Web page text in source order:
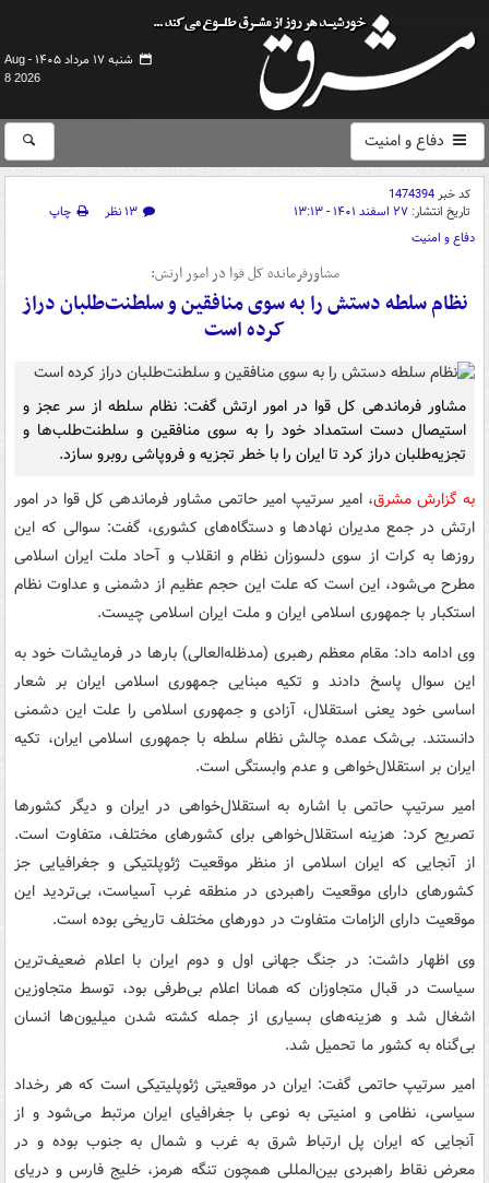
شنبه ۱۷ مرداد ۱۴۰۵ -
Aug
8 2026
دفاع و امنیت
کد خبر1474394
تاریخ انتشار: ۲۷ اسفند ۱۴۰۱ - ۱۳:۱۳ ۱۳ نظر
چاپ
دفاع و امنیت
مشاورفرمانده کل قوا در امور ارتش:
نظام سلطه دستش را به سوی منافقین و سلطنت‌طلبان دراز
کرده است
مشاور فرماندهی کل قوا در امور ارتش گفت: نظام سلطه از سر عجز و
استیصال دست استمداد خود را به سوی منافقین و سلطنت‌طلب‌ها و
تجزیه‌طلبان دراز کرد تا ایران را با خطر تجزیه و فروپاشی روبرو سازد.
به گزارش مشرق، امیر سرتیپ امیر حاتمی مشاور فرماندهی کل قوا در امور
ارتش در جمع مدیران نهادها و دستگاه‌های کشوری، گفت: سوالی که این
روزها به کرات از سوی دلسوزان نظام و انقلاب و آحاد ملت ایران اسلامی
مطرح می‌شود، این است که علت این حجم عظیم از دشمنی و عداوت نظام
استکبار با جمهوری اسلامی ایران و ملت ایران اسلامی چیست.
وی ادامه داد: مقام معظم رهبری (مدظله‌العالی) بارها در فرمایشات خود به
این سوال پاسخ دادند و تکیه مبنایی جمهوری اسلامی ایران بر شعار
اساسی خود یعنی استقلال، آزادی و جمهوری اسلامی را علت این دشمنی
دانستند. بی‌شک عمده چالش نظام سلطه با جمهوری اسلامی ایران، تکیه
ایران بر استقلال‌خواهی و عدم وابستگی است.
امیر سرتیپ حاتمی با اشاره به استقلال‌خواهی در ایران و دیگر کشورها
تصریح کرد: هزینه استقلال‌خواهی برای کشورهای مختلف، متفاوت است.
از آنجایی که ایران اسلامی از منظر موقعیت ژئوپلتیکی و جغرافیایی جز
کشورهای دارای موقعیت راهبردی در منطقه غرب آسیاست، بی‌تردید این
موقعیت دارای الزامات متفاوت در دورهای مختلف تاریخی بوده است.
وی اظهار داشت: در جنگ جهانی اول و دوم ایران با اعلام ضعیف‌ترین
سیاست در قبال متجاوزان که همانا اعلام بی‌طرفی بود، توسط متجاوزین
اشغال شد و هزینه‌های بسیاری از جمله کشته شدن میلیون‌ها انسان
بی‌گناه به کشور ما تحمیل شد.
امیر سرتیپ حاتمی گفت: ایران در موقعیتی ژئوپلیتیکی است که هر رخداد
سیاسی، نظامی و امنیتی به نوعی با جغرافیای ایران مرتبط می‌شود و از
آنجایی که ایران پل ارتباط شرق به غرب و شمال به جنوب بوده و در
معرض نقاط راهبردی بین‌المللی همچون تنگه هرمز، خلیج فارس و دریای